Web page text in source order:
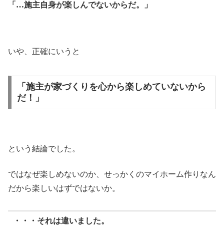
「…施主自身が楽しんでないからだ。」
いや、正確にいうと
「施主が家づくりを心から楽しめていないから
だ！」
という結論でした。
ではなぜ楽しめないのか、せっかくのマイホーム作りなん
だから楽しいはずではないか。
・・・それは違いました。